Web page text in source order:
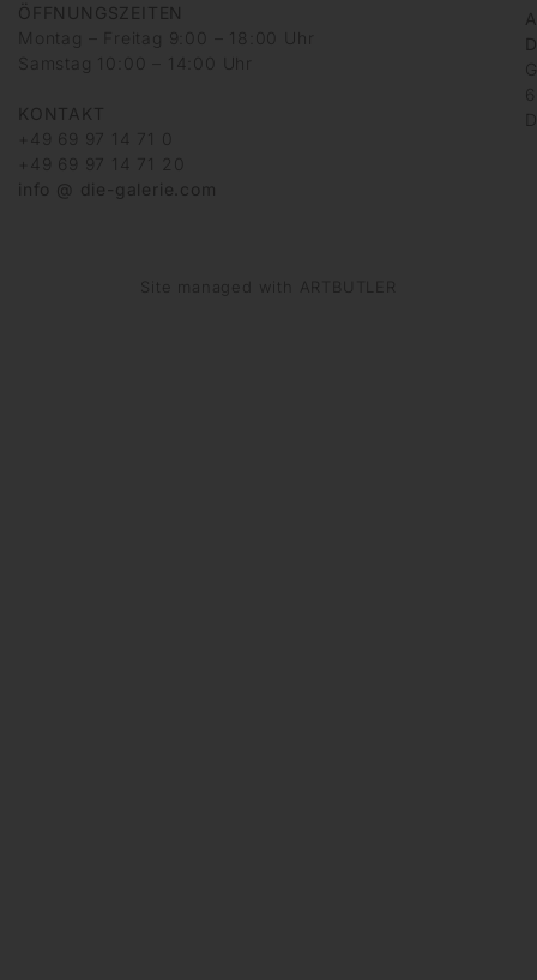
ÖFFNUNGSZEITEN
Montag – Freitag 9:00 – 18:00 Uhr
Samstag 10:00 – 14:00 Uhr
KONTAKT
+49 69 97 14 71 0
+49 69 97 14 71 20
info @ die-galerie.com
Site managed with ARTBUTLER